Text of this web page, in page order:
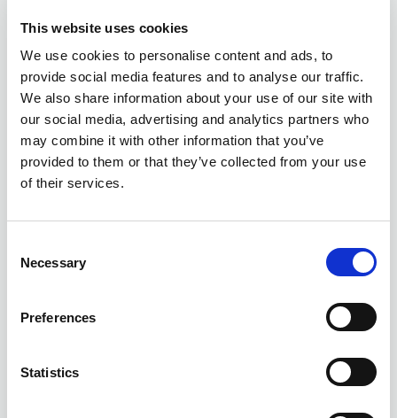
This website uses cookies
We use cookies to personalise content and ads, to
provide social media features and to analyse our traffic.
We also share information about your use of our site with
our social media, advertising and analytics partners who
may combine it with other information that you’ve
provided to them or that they’ve collected from your use
of their services.
Selection
Necessary
Preferences
Statistics